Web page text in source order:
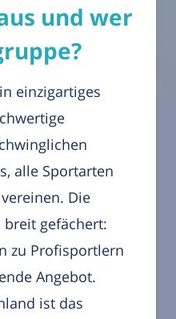
und wer
einzigartiges
alle Sportarten
Die
gefächert:
zu Profisportlern
Angebot.
ist das